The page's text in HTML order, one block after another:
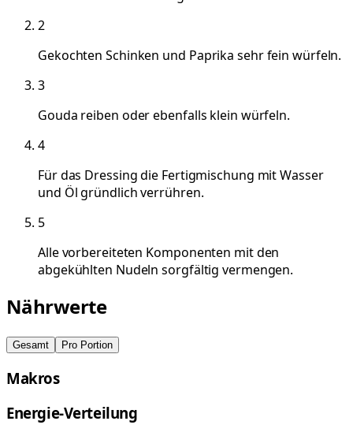
2
Gekochten Schinken und Paprika sehr fein würfeln.
3
Gouda reiben oder ebenfalls klein würfeln.
4
Für das Dressing die Fertigmischung mit Wasser
und Öl gründlich verrühren.
5
Alle vorbereiteten Komponenten mit den
abgekühlten Nudeln sorgfältig vermengen.
Nährwerte
Gesamt Pro Portion
Makros
Energie-Verteilung